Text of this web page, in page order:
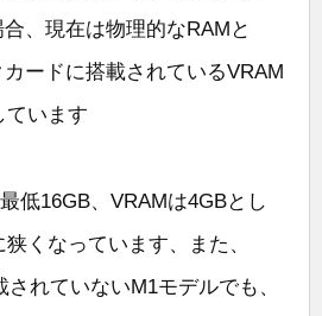
、現在は物理的なRAMと
ードに搭載されているVRAM
ています
低16GB、VRAMは4GBとし
くなっています、また、
れていないM1モデルでも、